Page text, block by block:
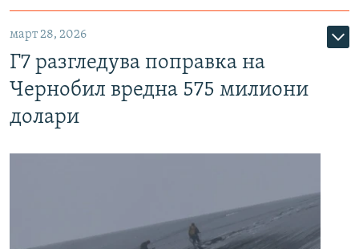
март 28, 2026
Г7 разгледува поправка на
Чернобил вредна 575 милиони
долари